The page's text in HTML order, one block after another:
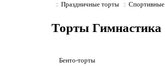
Праздничные торты Спортивные
Торты Гимнастика
Бенто-торты